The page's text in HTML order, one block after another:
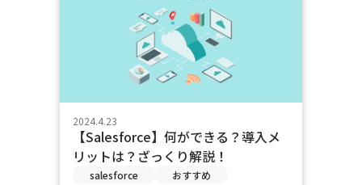
2024.4.23
【Salesforce】何ができる？導入メ
リットは？ざっくり解説！
salesforce おすすめ